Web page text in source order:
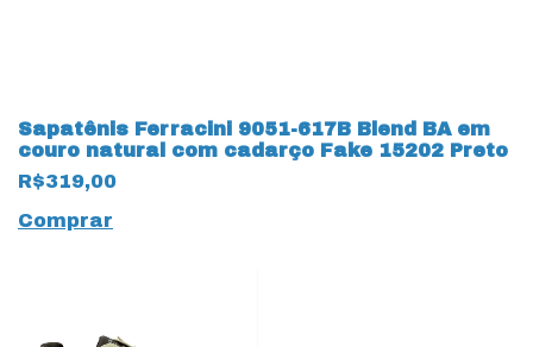
Sapatênis Ferracini 9051-617B Blend BA em
couro natural com cadarço Fake 15202 Preto
R$319,00
Comprar